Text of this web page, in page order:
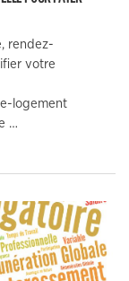
rendez-
votre
logement
…